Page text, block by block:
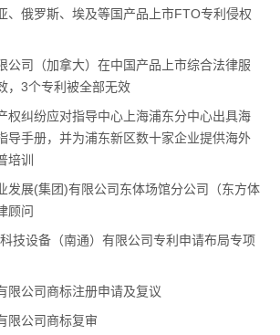
、俄罗斯、埃及等国产品上市FTO专利侵权
公司（加拿大）在中国产品上市综合法律服
，3个专利被全部无效
权纠纷应对指导中心上海浦东分中心出具海
导手册，并为浦东新区数十家企业提供海外
培训
发展(集团)有限公司东体场馆分公司（东方体
顾问
技设备（南通）有限公司专利申请布局专项
限公司商标注册申请及复议
限公司商标复审